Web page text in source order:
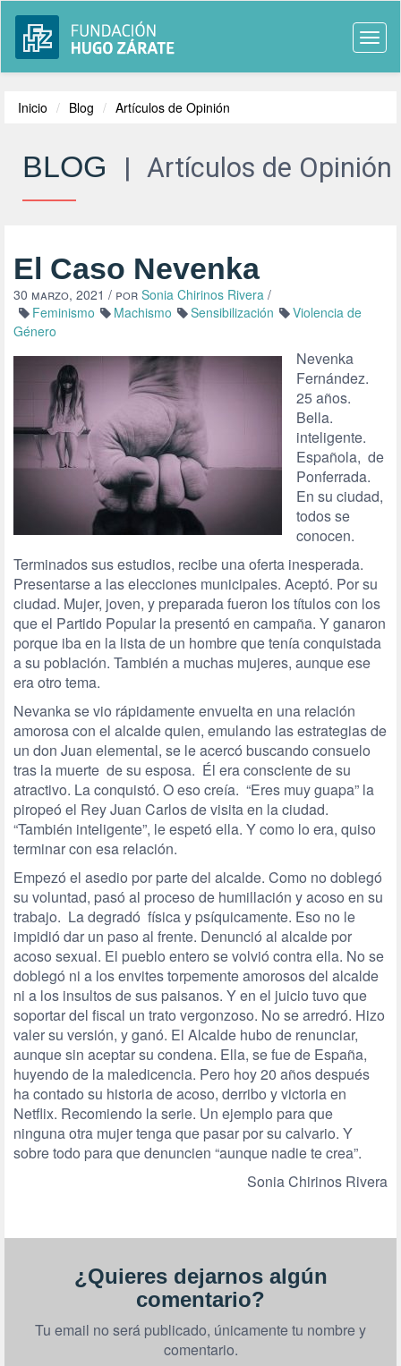
Inicio Blog Artículos de Opinión
BLOG | Artículos de Opinión
El Caso Nevenka
30 marzo, 2021 / por Sonia Chirinos Rivera /
Feminismo
Machismo Sensibilización
Violencia de
Género
Nevenka
Fernández.
25 años.
Bella.
inteligente.
Española, de
Ponferrada.
En su ciudad,
todos se
conocen.
Terminados sus estudios, recibe una oferta inesperada.
Presentarse a las elecciones municipales. Aceptó. Por su
ciudad. Mujer, joven, y preparada fueron los títulos con los
que el Partido Popular la presentó en campaña. Y ganaron
porque iba en la lista de un hombre que tenía conquistada
a su población. También a muchas mujeres, aunque ese
era otro tema.
Nevanka se vio rápidamente envuelta en una relación
amorosa con el alcalde quien, emulando las estrategias de
un don Juan elemental, se le acercó buscando consuelo
tras la muerte de su esposa. Él era consciente de su
atractivo. La conquistó. O eso creía. “Eres muy guapa” la
piropeó el Rey Juan Carlos de visita en la ciudad.
“También inteligente”, le espetó ella. Y como lo era, quiso
terminar con esa relación.
Empezó el asedio por parte del alcalde. Como no doblegó
su voluntad, pasó al proceso de humillación y acoso en su
trabajo. La degradó física y psíquicamente. Eso no le
impidió dar un paso al frente. Denunció al alcalde por
acoso sexual. El pueblo entero se volvió contra ella. No se
doblegó ni a los envites torpemente amorosos del alcalde
ni a los insultos de sus paisanos. Y en el juicio tuvo que
soportar del fiscal un trato vergonzoso. No se arredró. Hizo
valer su versión, y ganó. El Alcalde hubo de renunciar,
aunque sin aceptar su condena. Ella, se fue de España,
huyendo de la maledicencia. Pero hoy 20 años después
ha contado su historia de acoso, derribo y victoria en
Netflix. Recomiendo la serie. Un ejemplo para que
ninguna otra mujer tenga que pasar por su calvario. Y
sobre todo para que denuncien “aunque nadie te crea”.
Sonia Chirinos Rivera
¿Quieres dejarnos algún
comentario?
Tu email no será publicado, únicamente tu nombre y
comentario.